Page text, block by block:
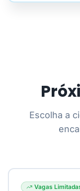
Escolha a
Vagas